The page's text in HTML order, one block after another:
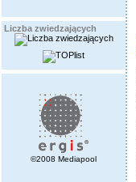
Liczba zwiedzających
©2008 Mediapool